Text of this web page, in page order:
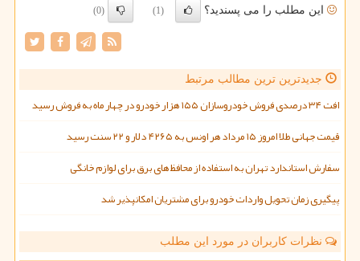
این مطلب را می پسندید؟ (1)
(0)
جدیدترین ترین مطالب مرتبط
افت ۳۴ درصدی فروش خودروسازان ۱۵۵ هزار خودرو در چهار ماه به فروش رسید
قیمت جهانی طلا امروز ۱۵ مرداد هر اونس به ۴۲۶۵ دلار و ۲۲ سنت رسید
سفارش استاندارد تهران به استفاده از محافظ های برق برای لوازم خانگی
پیگیری زمان تحویل واردات خودرو برای مشتریان امکانپذیر شد
نظرات کاربران در مورد این مطلب